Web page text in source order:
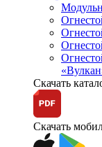
Скачать
Скачать